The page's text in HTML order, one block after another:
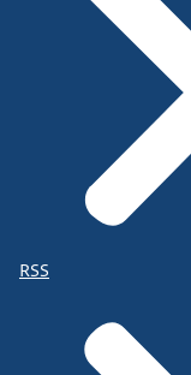
RSS